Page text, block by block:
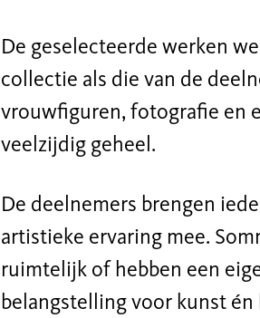
De geselecteerde werken
collectie als die van de
vrouwfiguren, fotografie en
veelzijdig geheel.
De deelnemers brengen
artistieke ervaring mee.
ruimtelijk of hebben een
belangstelling voor kunst